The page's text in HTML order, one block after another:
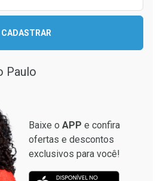
CADASTRAR
Paulo
Baixe o APP e confira
ofertas e descontos
exclusivos para você!